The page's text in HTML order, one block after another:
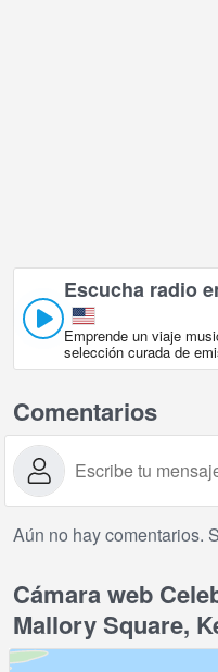
Escucha radio
Emprende un viaje
selección curada de
Comentarios
Aún no hay comentarios.
Cámara web
Mallory Square,